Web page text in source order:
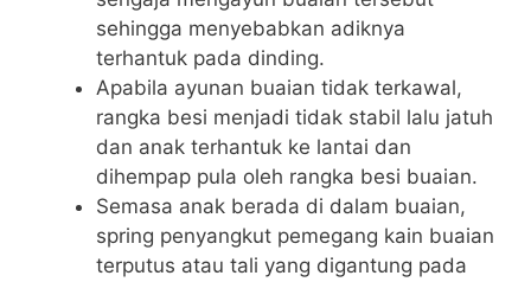
sehingga menyebabkan adiknya
terhantuk pada dinding.
Apabila ayunan buaian tidak terkawal,
rangka besi menjadi tidak stabil lalu jatuh
dan anak terhantuk ke lantai dan
dihempap pula oleh rangka besi buaian.
Semasa anak berada di dalam buaian,
spring penyangkut pemegang kain buaian
terputus atau tali yang digantung pada